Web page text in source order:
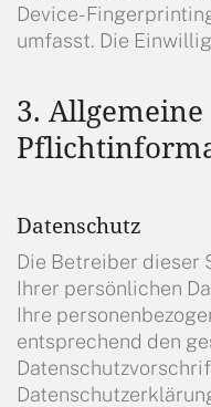
Device-
umfasst. Die
3.
Datenschutz
Die Betreiber dieser
Ihrer persönlichen
Ihre
entsprechend den